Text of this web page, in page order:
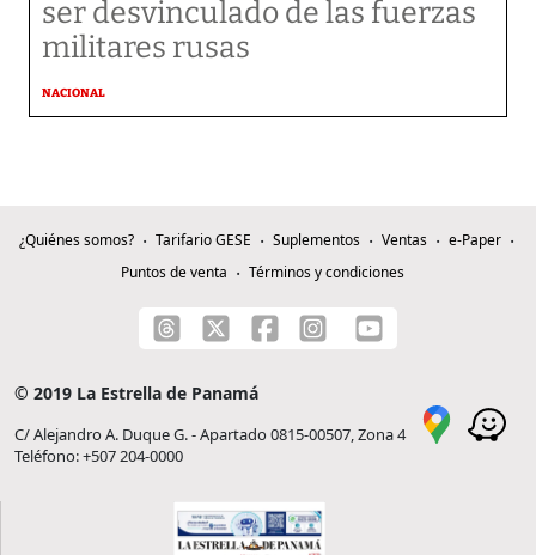
ser desvinculado de las fuerzas
militares rusas
NACIONAL
¿Quiénes somos? Tarifario GESE Suplementos Ventas
e-Paper
Puntos de venta
Términos y condiciones
© 2019 La Estrella de Panamá
C/ Alejandro A. Duque G. - Apartado 0815-00507, Zona 4
Teléfono: +507 204-0000